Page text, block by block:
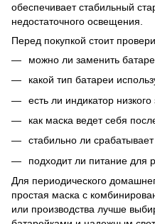
обеспечивает стабильный
недостаточного освещения.
Перед покупкой стоит
можно ли заменить
какой тип батареи
есть ли индикатор низкого
как маска ведет себя
стабильно ли
подходит ли питание для
Для периодического
простая маска с
или производства лучше